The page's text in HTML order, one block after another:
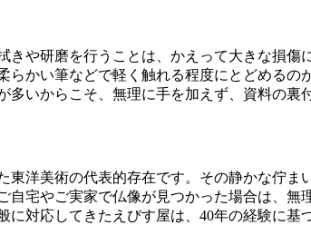
きや研磨を行うことは、かえって大きな損
かい筆などで軽く触れる程度にとどめる
いからこそ、無理に手を加えず、資料の裏
洋美術の代表的存在です。その静かな佇
宅やご実家で仏像が見つかった場合は、
対応してきたえびす屋は、40年の経験に